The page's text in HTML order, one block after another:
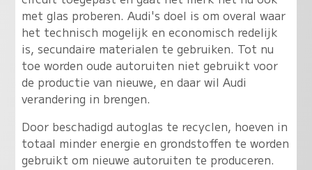
met glas proberen. Audi's doel is om overal waar
het technisch mogelijk en economisch redelijk
is, secundaire materialen te gebruiken. Tot nu
toe worden oude autoruiten niet gebruikt voor
de productie van nieuwe, en daar wil Audi
verandering in brengen.
Door beschadigd autoglas te recyclen, hoeven in
totaal minder energie en grondstoffen te worden
gebruikt om nieuwe autoruiten te produceren.